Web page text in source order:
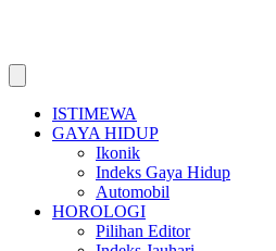
ISTIMEWA
GAYA HIDUP
Ikonik
Indeks Gaya Hidup
Automobil
HOROLOGI
Pilihan Editor